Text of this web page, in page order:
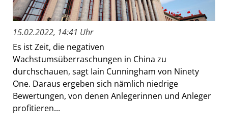
15.02.2022, 14:41 Uhr
Es ist Zeit, die negativen
Wachstumsüberraschungen in China zu
durchschauen, sagt Iain Cunningham von Ninety
One. Daraus ergeben sich nämlich niedrige
Bewertungen, von denen Anlegerinnen und Anleger
profitieren...